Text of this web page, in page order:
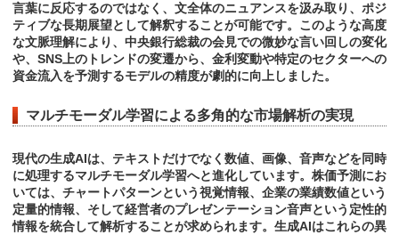
言葉に反応するのではなく、文全体のニュアンスを汲み取り、ポジ
ティブな長期展望として解釈することが可能です。このような高度
な文脈理解により、中央銀行総裁の会見での微妙な言い回しの変化
や、SNS上のトレンドの変遷から、金利変動や特定のセクターへの
資金流入を予測するモデルの精度が劇的に向上しました。
マルチモーダル学習による多角的な市場解析の実現
現代の生成AIは、テキストだけでなく数値、画像、音声などを同時
に処理するマルチモーダル学習へと進化しています。株価予測にお
いては、チャートパターンという視覚情報、企業の業績数値という
定量的情報、そして経営者のプレゼンテーション音声という定性的
情報を統合して解析することが求められます。生成AIはこれらの異